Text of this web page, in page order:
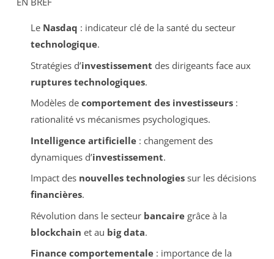
Le Nasdaq : indicateur clé de la santé du secteur
technologique.
Stratégies d’investissement des dirigeants face aux
ruptures technologiques.
Modèles de comportement des investisseurs:
rationalité vs mécanismes psychologiques.
Intelligence artificielle: changement des
dynamiques d’investissement.
Impact des nouvelles technologiessur les décisions
financières.
Révolution dans le secteur bancairegrâce à la
blockchain et au big data.
Finance comportementale: importance de la